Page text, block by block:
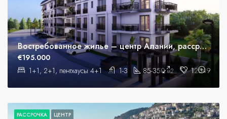
Востребованное жилье – центр Алании, рассрочка
1+1, 2+1, пентхаусы 4+1 1-3 85-350 м2 12549
€195.000
РАССРОЧКА ЦЕНТР